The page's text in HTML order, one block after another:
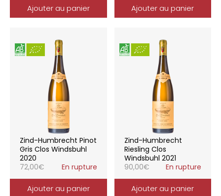
Ajouter au panier Ajouter au panier
Zind-Humbrecht Pinot
Gris Clos Windsbuhl
2020
72,00€ En rupture
Ajouter au panier
Zind-Humbrecht
Riesling Clos
Windsbuhl 2021
90,00€ En rupture
Ajouter au panier